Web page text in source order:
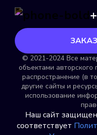
© 2021-2024 Все
объектами
распространение (в
другие сайты и
использование
Наш сайт
соответствует